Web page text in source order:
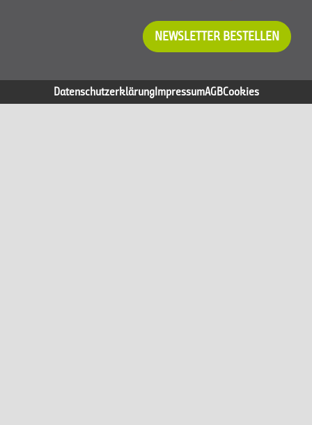
NEWSLETTER BESTELLEN
DatenschutzerklärungImpressumAGBCookies